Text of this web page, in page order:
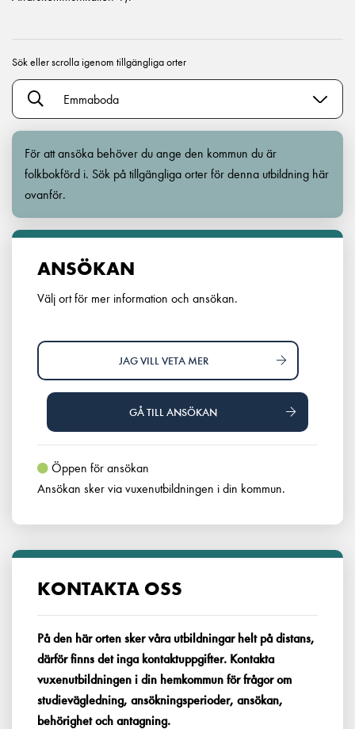
Sök eller scrolla igenom tillgängliga orter
Emmaboda
För att ansöka behöver du ange den kommun du är
folkbokförd i. Sök på tillgängliga orter för denna utbildning här
ovanför.
ANSÖKAN
Välj ort för mer information och ansökan.
JAG VILL VETA MER
GÅ TILL ANSÖKAN
Öppen för ansökan
Ansökan sker via vuxenutbildningen i din kommun.
KONTAKTA OSS
På den här orten sker våra utbildningar helt på distans,
därför finns det inga kontaktuppgifter. Kontakta
vuxenutbildningen i din hemkommun för frågor om
studievägledning, ansökningsperioder, ansökan,
behörighet och antagning.